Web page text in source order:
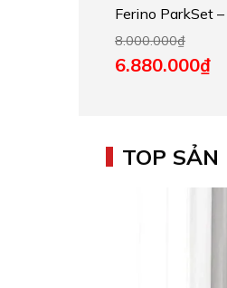
Ferino ParkSet
8.000.000₫
6.880.000₫
TOP